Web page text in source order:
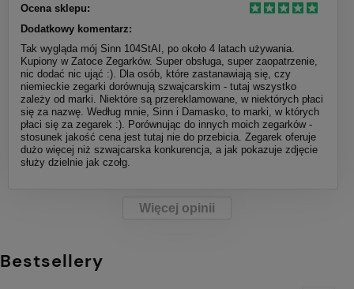
Ocena sklepu:
Dodatkowy komentarz:
Tak wygląda mój Sinn 104StAI, po około 4 latach używania.
Kupiony w Zatoce Zegarków. Super obsługa, super zaopatrzenie,
nic dodać nic ująć :). Dla osób, które zastanawiają się, czy
niemieckie zegarki dorównują szwajcarskim - tutaj wszystko
zależy od marki. Niektóre są przereklamowane, w niektórych płaci
się za nazwę. Według mnie, Sinn i Damasko, to marki, w których
płaci się za zegarek :). Porównując do innych moich zegarków -
stosunek jakość cena jest tutaj nie do przebicia. Zegarek oferuje
dużo więcej niż szwajcarska konkurencja, a jak pokazuje zdjęcie
służy dzielnie jak czołg.
Więcej opinii
Bestsellery